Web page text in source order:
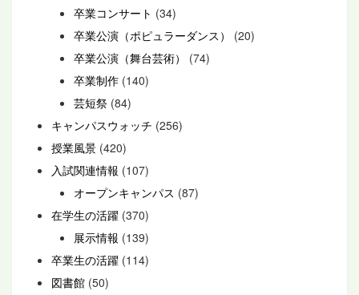
卒業コンサート (34)
卒業公演（ポピュラーダンス）
(20)
卒業公演（舞台芸術）
(74)
卒業制作 (140)
芸短祭 (84)
キャンパスウォッチ (256)
授業風景 (420)
入試関連情報 (107)
オープンキャンパス (87)
在学生の活躍 (370)
展示情報 (139)
卒業生の活躍 (114)
図書館 (50)